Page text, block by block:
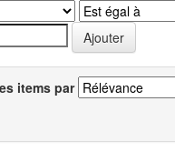
items par